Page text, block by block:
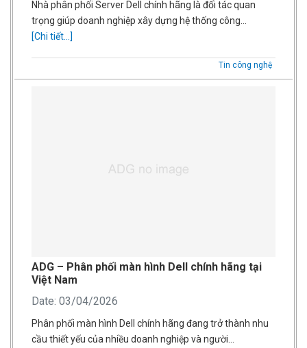
Nhà phân phối Server Dell chính hãng là đối tác quan
trọng giúp doanh nghiệp xây dựng hệ thống công…
[Chi tiết...]
Tin công nghệ
ADG – Phân phối màn hình Dell chính hãng tại
Việt Nam
Date: 03/04/2026
Phân phối màn hình Dell chính hãng đang trở thành nhu
cầu thiết yếu của nhiều doanh nghiệp và người…